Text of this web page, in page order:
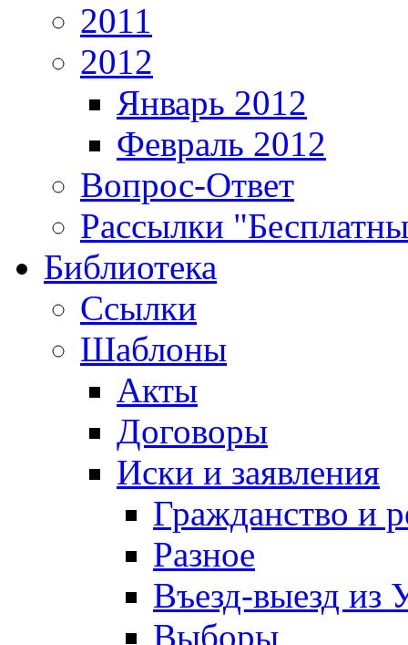
2011
2012
Январь 2012
Февраль 2012
Вопрос-Ответ
Рассылки
Библиотека
Ссылки
Шаблоны
Акты
Договоры
Иски и заявления
Гражданство и
Разное
Въезд-выезд из
Выборы